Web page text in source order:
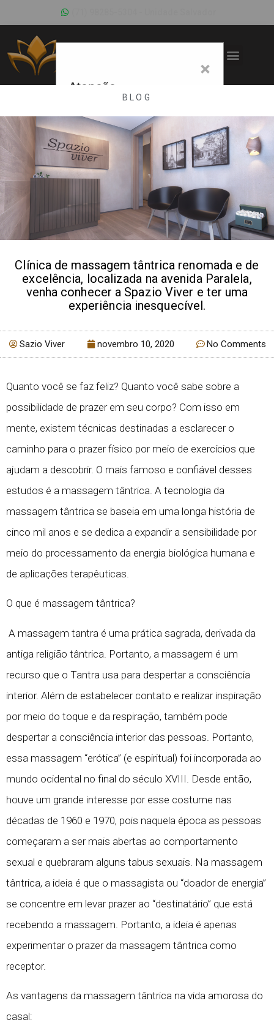
BLOG
Clínica de massagem tântrica renomada e de
excelência, localizada na avenida Paralela,
venha conhecer a Spazio Viver e ter uma
experiência inesquecível.
Sazio Viver novembro 10, 2020 No Comments
Quanto você se faz feliz? Quanto você sabe sobre a
possibilidade de prazer em seu corpo? Com isso em
mente, existem técnicas destinadas a esclarecer o
caminho para o prazer físico por meio de exercícios que
ajudam a descobrir. O mais famoso e confiável desses
estudos é a massagem tântrica. A tecnologia da
massagem tântrica se baseia em uma longa história de
cinco mil anos e se dedica a expandir a sensibilidade por
meio do processamento da energia biológica humana e
de aplicações terapêuticas.
O que é massagem tântrica?
A massagem tantra é uma prática sagrada, derivada da
antiga religião tântrica. Portanto, a massagem é um
recurso que o Tantra usa para despertar a consciência
interior. Além de estabelecer contato e realizar inspiração
por meio do toque e da respiração, também pode
despertar a consciência interior das pessoas. Portanto,
essa massagem “erótica” (e espiritual) foi incorporada ao
mundo ocidental no final do século XVIII. Desde então,
houve um grande interesse por esse costume nas
décadas de 1960 e 1970, pois naquela época as pessoas
começaram a ser mais abertas ao comportamento
sexual e quebraram alguns tabus sexuais. Na massagem
tântrica, a ideia é que o massagista ou “doador de energia”
se concentre em levar prazer ao “destinatário” que está
recebendo a massagem. Portanto, a ideia é apenas
experimentar o prazer da massagem tântrica como
receptor.
As vantagens da massagem tântrica na vida amorosa do
casal:
×
Atenção
Nosso número
mudou para (71)
9 9223-1254
Fechar